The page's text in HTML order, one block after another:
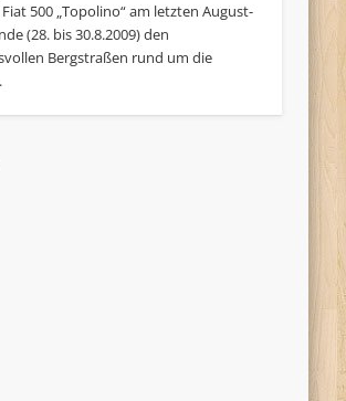
500 „Topolino“ am letzten August-
(28. bis 30.8.2009) den
Bergstraßen rund um die